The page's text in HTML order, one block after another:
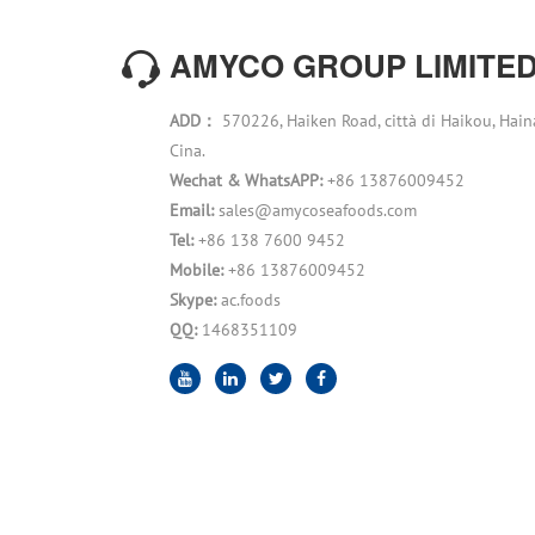
AMYCO GROUP
ADD： 570226, Haiken Road, città di Haikou,
Cina.
Wechat & WhatsAPP:+86 13876009452
Email:sales@amycoseafoods.com
Tel:+86 138 7600 9452
Mobile:+86 13876009452
Skype:ac.foods
QQ: 1468351109